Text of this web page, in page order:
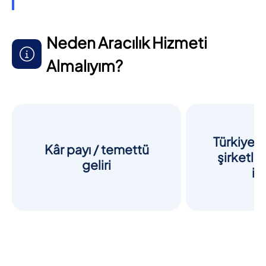
Neden Aracılık Hizmeti
Almalıyım?
Kâr payı / temettü
geliri